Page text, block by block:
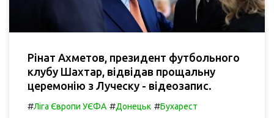
Рінат Ахметов, президент футбольного
клубу Шахтар, відвідав прощальну
церемонію з Луческу - відеозапис.
#Ліга Європи УЄФА #Донецьк #Бухарест